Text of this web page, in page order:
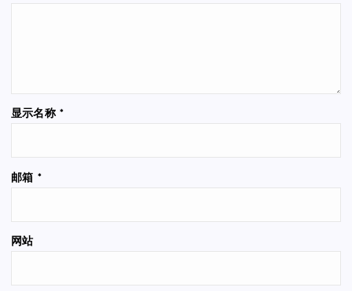
显示名称 *
邮箱 *
网站